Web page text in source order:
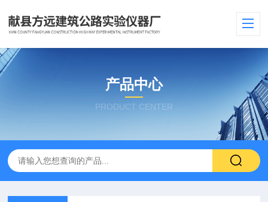
产品中心
PRODUCT CENTER